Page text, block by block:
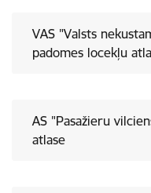
VAS "Valsts
padomes locekļu
AS "Pasažieru
atlase